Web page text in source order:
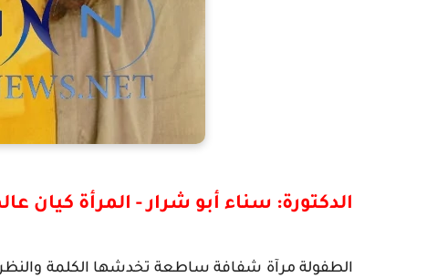
الدكتورة: سناء أبو شرار - المرأة كيان
الطفولة مرآة شفافة ساطعة تخدشها الكلمة